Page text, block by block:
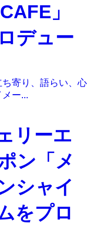
」
デュー
寄り、語らい、心
ー...
リーエ
ン「メ
シャイ
をプロ